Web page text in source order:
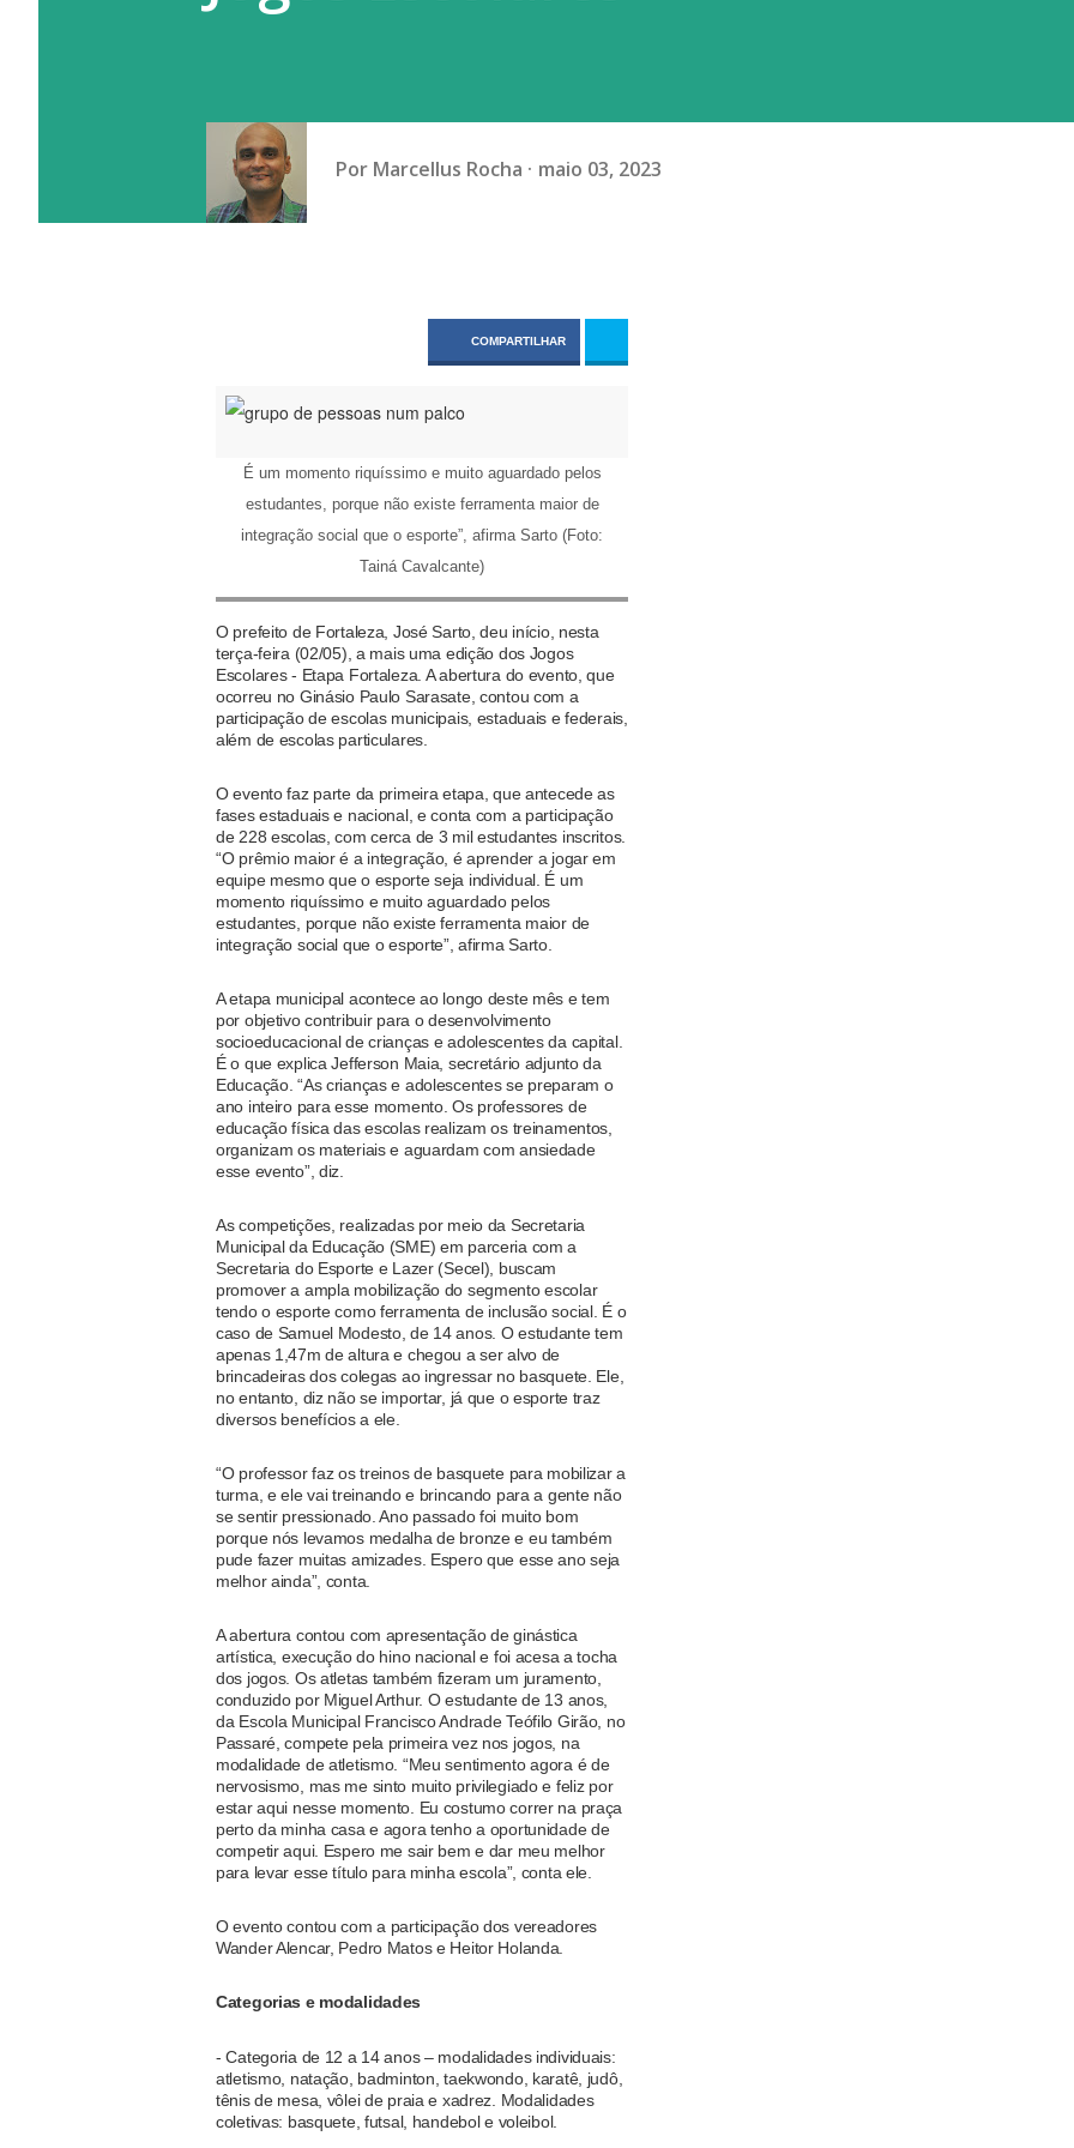
Por Marcellus Rocha maio 03, 2023
COMPARTILHAR
É um momento riquíssimo e muito aguardado pelos
estudantes, porque não existe ferramenta maior de
integração social que o esporte”, afirma Sarto (Foto:
Tainá Cavalcante)
O prefeito de Fortaleza, José Sarto, deu início, nesta
terça-feira (02/05), a mais uma edição dos Jogos
Escolares - Etapa Fortaleza. A abertura do evento, que
ocorreu no Ginásio Paulo Sarasate, contou com a
participação de escolas municipais, estaduais e federais,
além de escolas particulares.
O evento faz parte da primeira etapa, que antecede as
fases estaduais e nacional, e conta com a participação
de 228 escolas, com cerca de 3 mil estudantes inscritos.
“O prêmio maior é a integração, é aprender a jogar em
equipe mesmo que o esporte seja individual. É um
momento riquíssimo e muito aguardado pelos
estudantes, porque não existe ferramenta maior de
integração social que o esporte”, afirma Sarto.
A etapa municipal acontece ao longo deste mês e tem
por objetivo contribuir para o desenvolvimento
socioeducacional de crianças e adolescentes da capital.
É o que explica Jefferson Maia, secretário adjunto da
Educação. “As crianças e adolescentes se preparam o
ano inteiro para esse momento. Os professores de
educação física das escolas realizam os treinamentos,
organizam os materiais e aguardam com ansiedade
esse evento”, diz.
As competições, realizadas por meio da Secretaria
Municipal da Educação (SME) em parceria com a
Secretaria do Esporte e Lazer (Secel), buscam
promover a ampla mobilização do segmento escolar
tendo o esporte como ferramenta de inclusão social. É o
caso de Samuel Modesto, de 14 anos. O estudante tem
apenas 1,47m de altura e chegou a ser alvo de
brincadeiras dos colegas ao ingressar no basquete. Ele,
no entanto, diz não se importar, já que o esporte traz
diversos benefícios a ele.
“O professor faz os treinos de basquete para mobilizar a
turma, e ele vai treinando e brincando para a gente não
se sentir pressionado. Ano passado foi muito bom
porque nós levamos medalha de bronze e eu também
pude fazer muitas amizades. Espero que esse ano seja
melhor ainda”, conta.
A abertura contou com apresentação de ginástica
artística, execução do hino nacional e foi acesa a tocha
dos jogos. Os atletas também fizeram um juramento,
conduzido por Miguel Arthur. O estudante de 13 anos,
da Escola Municipal Francisco Andrade Teófilo Girão, no
Passaré, compete pela primeira vez nos jogos, na
modalidade de atletismo. “Meu sentimento agora é de
nervosismo, mas me sinto muito privilegiado e feliz por
estar aqui nesse momento. Eu costumo correr na praça
perto da minha casa e agora tenho a oportunidade de
competir aqui. Espero me sair bem e dar meu melhor
para levar esse título para minha escola”, conta ele.
O evento contou com a participação dos vereadores
Wander Alencar, Pedro Matos e Heitor Holanda.
Categorias e modalidades
- Categoria de 12 a 14 anos – modalidades individuais:
atletismo, natação, badminton, taekwondo, karatê, judô,
tênis de mesa, vôlei de praia e xadrez. Modalidades
coletivas: basquete, futsal, handebol e voleibol.